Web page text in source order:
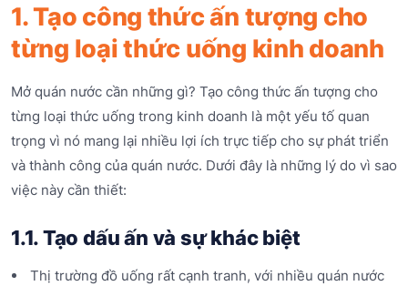
1. Tạo công thức ấn tượng cho
từng loại thức uống kinh doanh
Mở quán nước cần những gì? Tạo công thức ấn tượng cho
từng loại thức uống trong kinh doanh là một yếu tố quan
trọng vì nó mang lại nhiều lợi ích trực tiếp cho sự phát triển
và thành công của quán nước. Dưới đây là những lý do vì sao
việc này cần thiết:
1.1. Tạo dấu ấn và sự khác biệt
Thị trường đồ uống rất cạnh tranh, với nhiều quán nước